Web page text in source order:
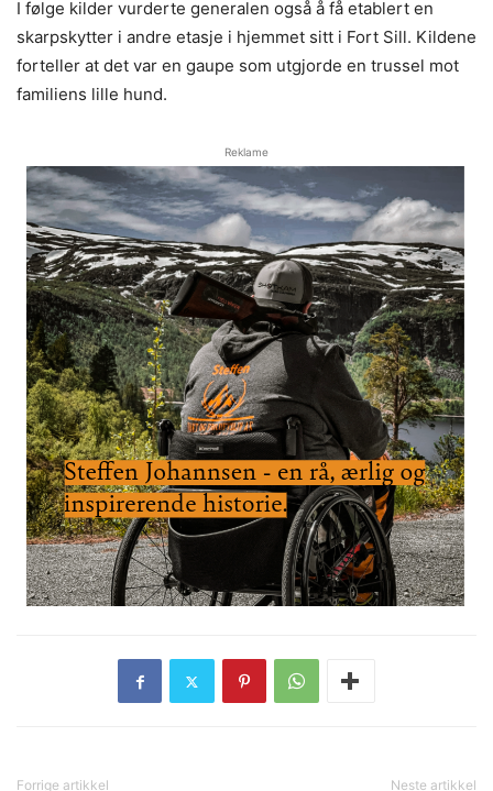
I følge kilder vurderte generalen også å få etablert en
skarpskytter i andre etasje i hjemmet sitt i Fort Sill. Kildene
forteller at det var en gaupe som utgjorde en trussel mot
familiens lille hund.
Reklame
Forrige artikkel Neste artikkel